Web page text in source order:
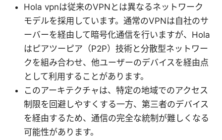
Hola vpnは従来のVPNとは異なるネットワーク
モデルを採用しています。通常のVPNは自社のサ
ーバーを経由して暗号化通信を行いますが、Hola
はピアツーピア（P2P）技術と分散型ネットワー
クを組み合わせ、他ユーザーのデバイスを経由点
として利用することがあります。
このアーキテクチャは、特定の地域でのアクセス
制限を回避しやすくする一方、第三者のデバイス
を経由するため、通信の完全な統制が難しくなる
可能性があります。